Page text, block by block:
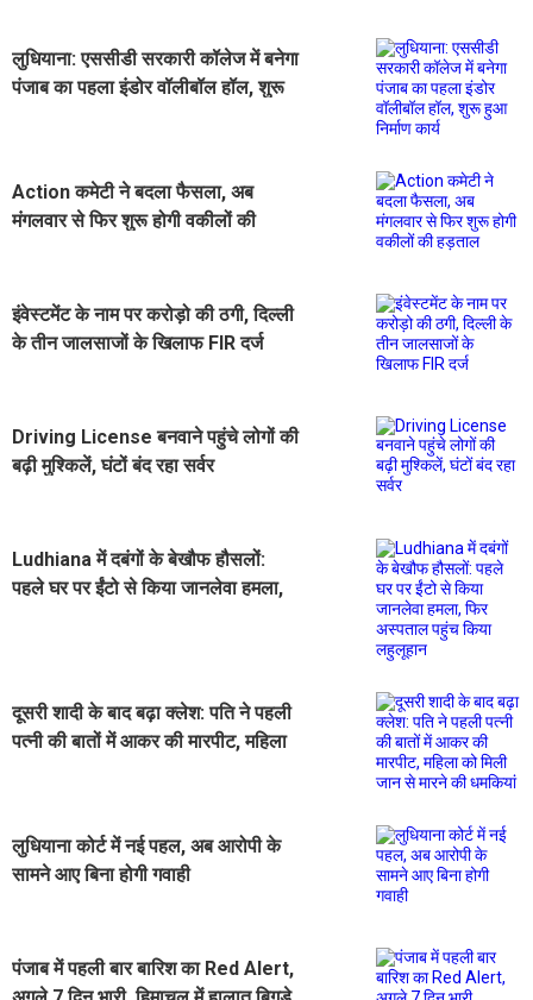
लुधियाना: एससीडी सरकारी कॉलेज में बनेगा
पंजाब का पहला इंडोर वॉलीबॉल हॉल, शुरू
Action कमेटी ने बदला फैसला, अब
मंगलवार से फिर शुरू होगी वकीलों की
इंवेस्टमेंट के नाम पर करोड़ो की ठगी, दिल्ली
के तीन जालसाजों के खिलाफ FIR दर्ज
Driving License बनवाने पहुंचे लोगों की
बढ़ी मुश्किलें, घंटों बंद रहा सर्वर
Ludhiana में दबंगों के बेखौफ हौसलों:
पहले घर पर ईंटो से किया जानलेवा हमला,
दूसरी शादी के बाद बढ़ा क्लेश: पति ने पहली
पत्नी की बातों में आकर की मारपीट, महिला
लुधियाना कोर्ट में नई पहल, अब आरोपी के
सामने आए बिना होगी गवाही
पंजाब में पहली बार बारिश का Red Alert,